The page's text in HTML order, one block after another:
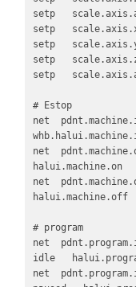
setp
setp
setp
setp
setp
# Estop
net
net
halui.machine.on
net
halui.machine.off
# program
net
idle
net